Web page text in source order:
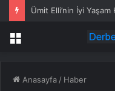
Ümit Elli’nin İyi Yaşam
Menü
Anasayfa / Haber